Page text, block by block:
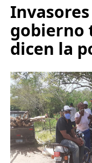
gobierno
dicen la